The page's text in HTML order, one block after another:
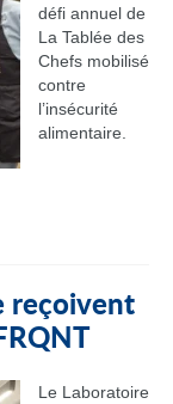
défi annuel de
La Tablée des
Chefs mobilisé
contre
l’insécurité
alimentaire.
reçoivent
Le Laboratoire